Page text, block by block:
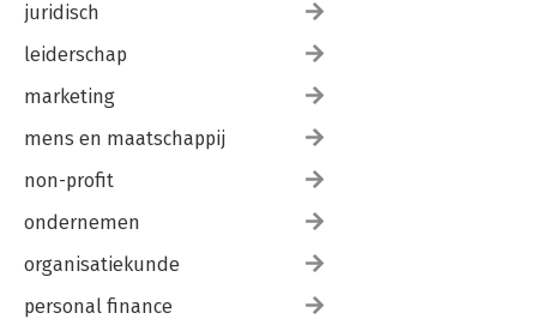
juridisch
leiderschap
marketing
mens en maatschappij
non-profit
ondernemen
organisatiekunde
personal finance